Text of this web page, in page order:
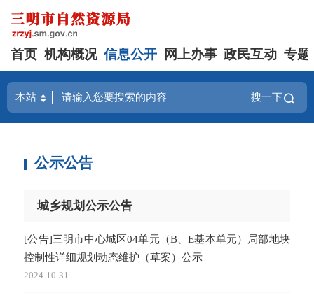
首页 机构概况 信息公开 网上办事 政民互动 专题
搜一下
公示公告
城乡规划公示公告
[公告]三明市中心城区04单元（B、E基本单元）局部地块
控制性详细规划动态维护（草案）公示
2024-10-31